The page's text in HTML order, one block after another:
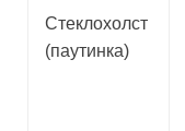
Стеклохолст
(паутинка)